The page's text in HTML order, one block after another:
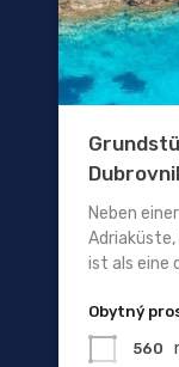
Neben
Adriaküste,
ist als eine
Obytný
560